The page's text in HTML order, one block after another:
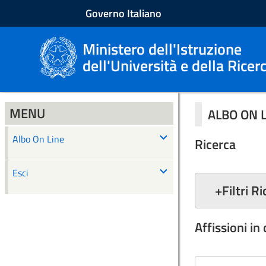
Governo Italiano
Ministero dell'Istruzione
dell'Università e della
MENU
Albo On Line
Esci
ALBO ON
Ricerca
+Filtri
Affissioni in